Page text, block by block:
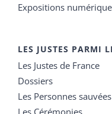
Expositions
LES JUSTES PARMI
Les Justes de France
Dossiers
Les Personnes sauvées
Les Cérémonies